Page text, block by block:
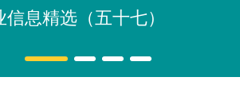
息精选（五十七）